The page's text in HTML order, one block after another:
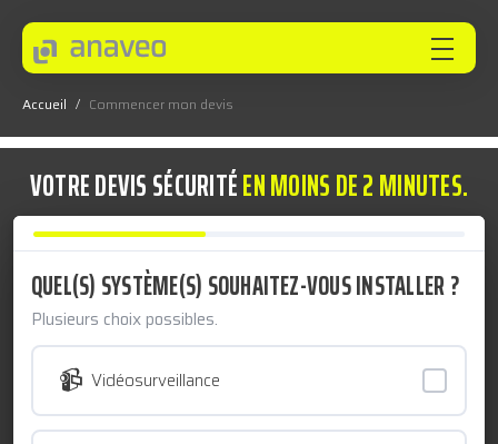
ANAVEO
EXPERTISES
SECTEURS
INNOVEO
Accueil / Commencer mon devis
VOTRE DEVIS SÉCURITÉEN MOINS DE 2 MINUTES.
QUEL(S) SYSTÈME(S) SOUHAITEZ-VOUS INSTALLER ?
Plusieurs choix possibles.
📹 Vidéosurveillance